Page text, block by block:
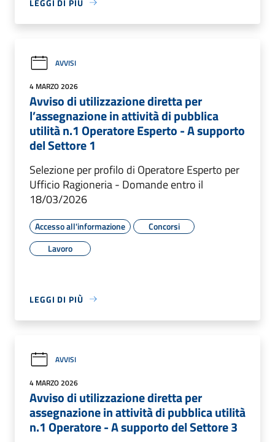
AVVISI
4 MARZO 2026
Avviso di utilizzazione diretta per
l’assegnazione in attività di pubblica
utilità n.1 Operatore Esperto - A supporto
del Settore 1
Selezione per profilo di Operatore Esperto per
Ufficio Ragioneria - Domande entro il
18/03/2026
Accesso all'informazione
Concorsi
Lavoro
LEGGI DI PIÙ
AVVISI
4 MARZO 2026
Avviso di utilizzazione diretta per
assegnazione in attività di pubblica utilità
n.1 Operatore - A supporto del Settore 3